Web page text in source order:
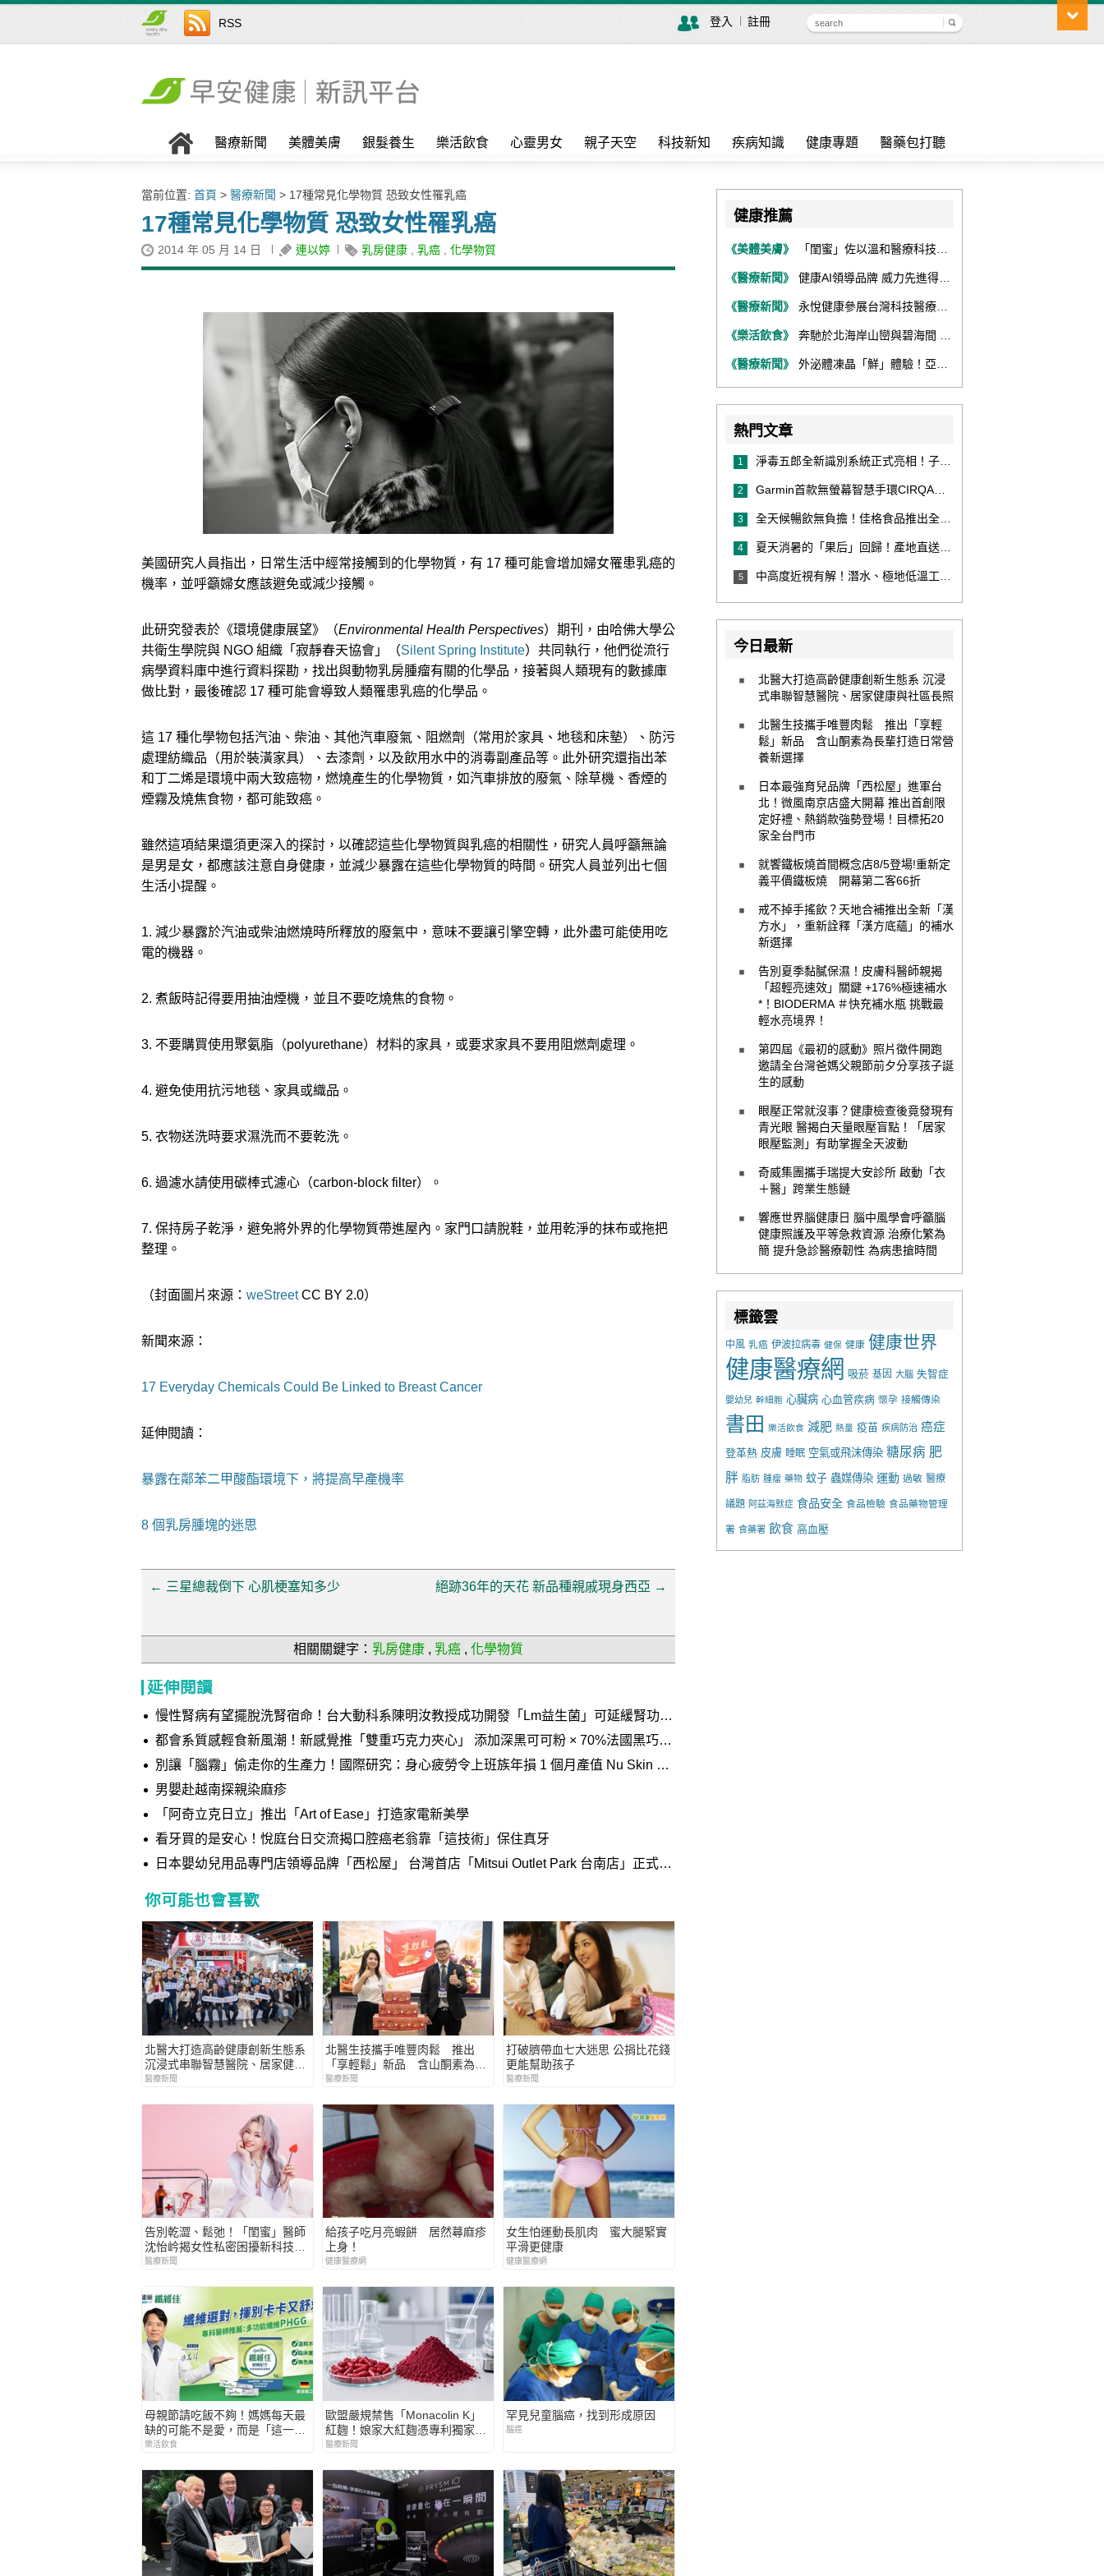
RSS 登入 註冊
醫療新聞 美體美膚 銀髮養生 樂活飲食 心靈男女 親子天空 科技新知 疾病知識 健康專題 醫藥包打聽
當前位置: 首頁 > 醫療新聞 > 17種常見化學物質 恐致女性罹乳癌
17種常見化學物質 恐致女性罹乳癌
2014 年 05 月 14 日 連以婷 乳房健康 乳癌 化學物質
美國研究人員指出，日常生活中經常接觸到的化學物質，有 17 種可能會增加婦女罹患乳癌的
機率，並呼籲婦女應該避免或減少接觸。
此研究發表於《環境健康展望》（Environmental Health Perspectives）期刊，由哈佛大學公
共衛生學院與 NGO 組織「寂靜春天協會」（Silent Spring Institute）共同執行，他們從流行
病學資料庫中進行資料探勘，找出與動物乳房腫瘤有關的化學品，接著與人類現有的數據庫
做比對，最後確認 17 種可能會導致人類罹患乳癌的化學品。
這 17 種化學物包括汽油、柴油、其他汽車廢氣、阻燃劑（常用於家具、地毯和床墊）、防污
處理紡織品（用於裝潢家具）、去漆劑，以及飲用水中的消毒副產品等。此外研究還指出苯
和丁二烯是環境中兩大致癌物，燃燒產生的化學物質，如汽車排放的廢氣、除草機、香煙的
煙霧及燒焦食物，都可能致癌。
雖然這項結果還須更深入的探討，以確認這些化學物質與乳癌的相關性，研究人員呼籲無論
是男是女，都應該注意自身健康，並減少暴露在這些化學物質的時間。研究人員並列出七個
生活小提醒。
1. 減少暴露於汽油或柴油燃燒時所釋放的廢氣中，意味不要讓引擎空轉，此外盡可能使用吃
電的機器。
2. 煮飯時記得要用抽油煙機，並且不要吃燒焦的食物。
3. 不要購買使用聚氨脂（polyurethane）材料的家具，或要求家具不要用阻燃劑處理。
4. 避免使用抗污地毯、家具或織品。
5. 衣物送洗時要求濕洗而不要乾洗。
6. 過濾水請使用碳棒式濾心（carbon-block filter）。
7. 保持房子乾淨，避免將外界的化學物質帶進屋內。家門口請脫鞋，並用乾淨的抹布或拖把
整理。
（封面圖片來源： weStreetCC BY 2.0）
新聞來源：
17 Everyday Chemicals Could Be Linked to Breast Cancer
延伸閱讀：
暴露在鄰苯二甲酸酯環境下，將提高早產機率
8 個乳房腫塊的迷思
← 三星總裁倒下 心肌梗塞知多少 絕跡36年的天花 新品種親戚現身西亞 →
相關關鍵字： 乳房健康 , 乳癌 , 化學物質
延伸閱讀
慢性腎病有望擺脫洗腎宿命！台大動科系陳明汝教授成功開發「Lm益生菌」可延緩腎功能
惡化 榮獲國家新創獎肯定
都會系質感輕食新風潮！新感覺推「雙重巧克力夾心」 添加深黑可可粉 × 70%法國黑巧交
織 打造多層次味蕾體驗
別讓「腦霧」偷走你的生產力！國際研究：身心疲勞令上班族年損 1 個月產值 Nu Skin 推
MyND360 效率膠囊與憶力軟膠囊，啟動「效率、憶力」雙重守護
男嬰赴越南探親染麻疹
「阿奇立克日立」推出「Art of Ease」打造家電新美學
看牙買的是安心！悅庭台日交流揭口腔癌老翁靠「這技術」保住真牙
日本嬰幼兒用品專門店領導品牌「西松屋」 台灣首店「Mitsui Outlet Park 台南店」正式開
你可能也會喜歡
北醫大打造高齡健康創新生態系
沉浸式串聯智慧醫院、居家健康
與社區長照
醫療新聞
北醫生技攜手唯豐肉鬆 推出
「享輕鬆」新品 含山酮素為長
輩打造日常營養新選擇
醫療新聞
打破臍帶血七大迷思 公捐比花錢
更能幫助孩子
醫療新聞
告別乾澀、鬆弛！「閨蜜」醫師
沈怡岒揭女性私密困擾新科技解
方
醫療新聞
給孩子吃月亮蝦餅 居然蕁麻疹
上身！
健康醫療網
女生怕運動長肌肉 蜜大腿緊實
平滑更健康
健康醫療網
母親節請吃飯不夠！媽媽每天最
缺的可能不是愛，而是「這一
項」！
樂活飲食
歐盟嚴規禁售「Monacolin K」
紅麴！娘家大紅麴憑專利獨家原
料 展現極致安全性成全球新趨勢
醫療新聞
罕見兒童腦癌，找到形成原因
腦癌
健康推薦
《美體美膚》 「閨蜜」佐以溫和醫療科技，陪伴女性找回身體舒適與自信
《醫療新聞》 健康AI領導品牌 威力先進得獎不斷 同獲『玉山獎』『金炬獎』最高肯定
《醫療新聞》 永悅健康參展台灣科技醫療展 展現數位健康全場景整合能力
《樂活飲食》 奔馳於北海岸山巒與碧海間 跑出屬於你的生命之光 『2026光境半程馬拉松挑戰賽－升龍道』火熱報名中
《醫療新聞》 外泌體凍晶「鮮」體驗！亞家生技解鎖24個月高活性 專利瓶蓋「秒回溶」超驚艷！醫科展秀「睛」亮神采
熱門文章
1 淨毒五郎全新識別系統正式亮相！子品牌然本再推體香噴霧新產品！
2 Garmin首款無螢幕智慧手環CIRQA登場 專注健康無須訂閱！ 輕量舒適風格百搭 生態系無縫串接 打造全天候零干擾健康與恢復管理新體驗
3 全天候暢飲無負擔！佳格食品推出全新穀物茶品牌「穀萃」 首發「穀萃 蕎麥國寶茶」無糖、0咖啡因 24小時暖心陪伴
4 夏天消暑的「果后」回歸！產地直送泰國鮮山竹，打造夏日最頂級的天然補給
5 中高度近視有解！潛水、極地低溫工作者優選 EVO ICL 膠原蛋白眼內鏡
今日最新
北醫大打造高齡健康創新生態系 沉浸
式串聯智慧醫院、居家健康與社區長照
北醫生技攜手唯豐肉鬆 推出「享輕
鬆」新品 含山酮素為長輩打造日常營
養新選擇
日本最強育兒品牌「西松屋」進軍台
北！微風南京店盛大開幕 推出首創限
定好禮、熱銷款強勢登場！目標拓20
家全台門市
就饗鐵板燒首間概念店8/5登場!重新定
義平價鐵板燒 開幕第二客66折
戒不掉手搖飲？天地合補推出全新「漢
方水」，重新詮釋「漢方底蘊」的補水
新選擇
告別夏季黏膩保濕！皮膚科醫師親揭
「超輕亮速效」關鍵 +176%極速補水
*！BIODERMA ＃快充補水瓶 挑戰最
輕水亮境界！
第四屆《最初的感動》照片徵件開跑
邀請全台灣爸媽父親節前夕分享孩子誕
生的感動
眼壓正常就沒事？健康檢查後竟發現有
青光眼 醫揭白天量眼壓盲點！「居家
眼壓監測」有助掌握全天波動
奇威集團攜手瑞提大安診所 啟動「衣
＋醫」跨業生態鏈
響應世界腦健康日 腦中風學會呼籲腦
健康照護及平等急救資源 治療化繁為
簡 提升急診醫療韌性 為病患搶時間
標籤雲
中風 乳癌 伊波拉病毒 健保 健康 健康世界
健康醫療網 吸菸 基因 大腦 失智症
嬰幼兒 幹細胞 心臟病 心血管疾病 懷孕 接觸傳染
書田 樂活飲食 減肥 熱量 疫苗 疾病防治 癌症
登革熱 皮膚 睡眠 空氣或飛沫傳染 糖尿病 肥
胖 脂肪 腫瘤 藥物 蚊子 蟲媒傳染 運動 過敏 醫療
議題 阿茲海默症 食品安全 食品檢驗 食品藥物管理
署 食藥署 飲食 高血壓